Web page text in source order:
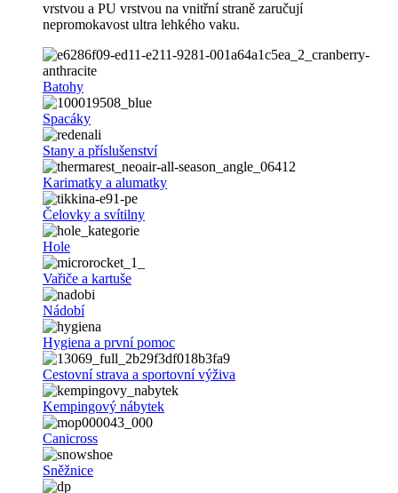
vrstvou a PU vrstvou na vnitřní straně zaručují
nepromokavost ultra lehkého vaku.
Batohy
Spacáky
Stany a příslušenství
Karimatky a alumatky
Čelovky a svítilny
Hole
Vařiče a kartuše
Nádobí
Hygiena a první pomoc
Cestovní strava a sportovní výživa
Kempingový nábytek
Canicross
Sněžnice